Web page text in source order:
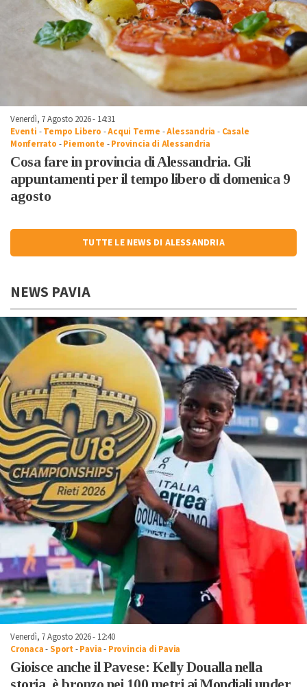
Venerdì, 7 Agosto 2026 - 14:31
Eventi -Tempo Libero -Acqui Terme -Alessandria - Casale
Monferrato -Piemonte -Provincia di Alessandria
Cosa fare in provincia di Alessandria. Gli
appuntamenti per il tempo libero di domenica 9
agosto
TUTTE LE NEWS DI ALESSANDRIA
NEWS PAVIA
Venerdì, 7 Agosto 2026 - 12:40
Cronaca-Sport -Pavia- Provincia di Pavia
Gioisce anche il Pavese: Kelly Doualla nella